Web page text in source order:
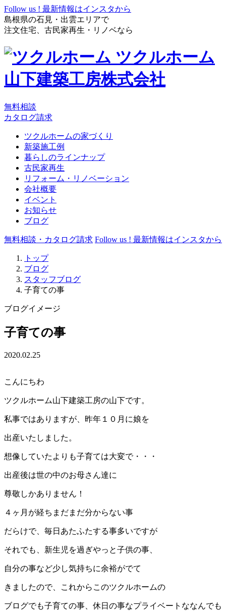
Follow us ! 最新情報はインスタから
島根県の石見・出雲エリアで
注文住宅、古民家再生・リノベなら
ツクルホーム
山下建築工房株式会社
無料相談
カタログ請求
ツクルホームの家づくり
新築施工例
暮らしのラインナップ
古民家再生
リフォーム・リノベーション
会社概要
イベント
お知らせ
ブログ
無料相談・カタログ請求 Follow us ! 最新情報はインスタから
トップ
ブログ
スタッフブログ
子育ての事
ブログイメージ
子育ての事
2020.02.25
こんにちわ
ツクルホーム山下建築工房の山下です。
私事ではありますが、昨年１０月に娘を
出産いたしました。
想像していたよりも子育ては大変で・・・
出産後は世の中のお母さん達に
尊敬しかありません！
４ヶ月が経ちまだまだ分からない事
だらけで、毎日あたふたする事多いですが
それでも、新生児を過ぎやっと子供の事、
自分の事など少し気持ちに余裕がでて
きましたので、これからこのツクルホームの
ブログでも子育ての事、休日の事なプライベートななんでも